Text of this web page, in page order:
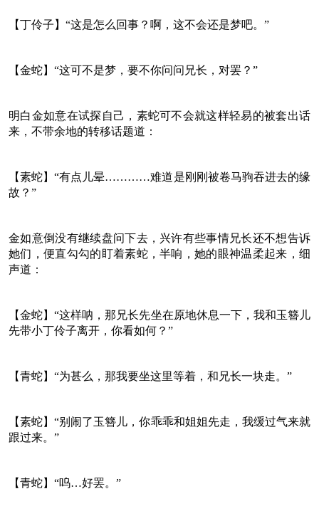
【丁伶子】“这是怎么回事？啊，这不会还是梦吧。”
【金蛇】“这可不是梦，要不你问问兄长，对罢？”
明白金如意在试探自己，素蛇可不会就这样轻易的被套出话
来，不带余地的转移话题道：
【素蛇】“有点儿晕…………难道是刚刚被卷马驹吞进去的缘
故？”
金如意倒没有继续盘问下去，兴许有些事情兄长还不想告诉
她们，便直勾勾的盯着素蛇，半响，她的眼神温柔起来，细
声道：
【金蛇】“这样呐，那兄长先坐在原地休息一下，我和玉簪儿
先带小丁伶子离开，你看如何？”
【青蛇】“为甚么，那我要坐这里等着，和兄长一块走。”
【素蛇】“别闹了玉簪儿，你乖乖和姐姐先走，我缓过气来就
跟过来。”
【青蛇】“呜…好罢。”